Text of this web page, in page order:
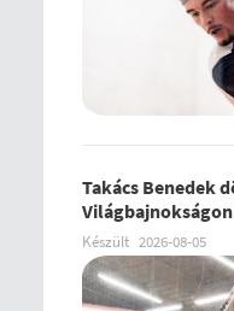
Takács Benedek
Készült 2026-08-05